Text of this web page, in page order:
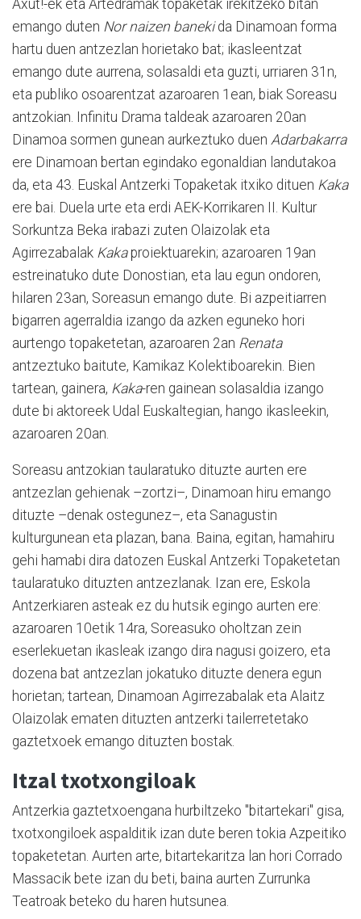
Axut!-ek eta Artedramak topaketak irekitzeko bitan
emango duten Nor naizen banekida Dinamoan forma
hartu duen antzezlan horietako bat; ikasleentzat
emango dute aurrena, solasaldi eta guzti, urriaren 31n,
eta publiko osoarentzat azaroaren 1ean, biak Soreasu
antzokian. Infinitu Drama taldeak azaroaren 20an
Dinamoa sormen gunean aurkeztuko duen Adarbakarra
ere Dinamoan bertan egindako egonaldian landutakoa
da, eta 43. Euskal Antzerki Topaketak itxiko dituen Kaka
ere bai. Duela urte eta erdi AEK-Korrikaren II. Kultur
Sorkuntza Beka irabazi zuten Olaizolak eta
Agirrezabalak Kakaproiektuarekin; azaroaren 19an
estreinatuko dute Donostian, eta lau egun ondoren,
hilaren 23an, Soreasun emango dute. Bi azpeitiarren
bigarren agerraldia izango da azken eguneko hori
aurtengo topaketetan, azaroaren 2an Renata
antzeztuko baitute, Kamikaz Kolektiboarekin. Bien
tartean, gainera, Kaka-ren gainean solasaldia izango
dute bi aktoreek Udal Euskaltegian, hango ikasleekin,
azaroaren 20an.
Soreasu antzokian taularatuko dituzte aurten ere
antzezlan gehienak –zortzi–, Dinamoan hiru emango
dituzte –denak ostegunez–, eta Sanagustin
kulturgunean eta plazan, bana. Baina, egitan, hamahiru
gehi hamabi dira datozen Euskal Antzerki Topaketetan
taularatuko dituzten antzezlanak. Izan ere, Eskola
Antzerkiaren asteak ez du hutsik egingo aurten ere:
azaroaren 10etik 14ra, Soreasuko oholtzan zein
eserlekuetan ikasleak izango dira nagusi goizero, eta
dozena bat antzezlan jokatuko dituzte denera egun
horietan; tartean, Dinamoan Agirrezabalak eta Alaitz
Olaizolak ematen dituzten antzerki tailerretetako
gaztetxoek emango dituzten bostak.
Itzal txotxongiloak
Antzerkia gaztetxoengana hurbiltzeko "bitartekari" gisa,
txotxongiloek aspalditik izan dute beren tokia Azpeitiko
topaketetan. Aurten arte, bitartekaritza lan hori Corrado
Massacik bete izan du beti, baina aurten Zurrunka
Teatroak beteko du haren hutsunea.